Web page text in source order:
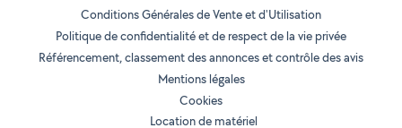
Conditions Générales de Vente et d'Utilisation
Politique de confidentialité et de respect de la vie privée
Référencement, classement des annonces et contrôle des avis
Mentions légales
Cookies
Location de matériel